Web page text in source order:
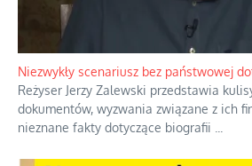
Niezwykły scenariusz bez państwowej
Reżyser Jerzy Zalewski przedstawia
dokumentów, wyzwania związane z ich
nieznane fakty dotyczące biografii